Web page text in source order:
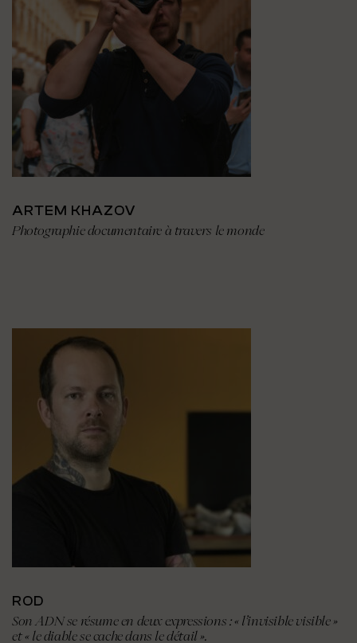
ARTEM KHAZOV
Photographie documentaire à travers le monde
ROD
Son ADN se résume en deux expressions : « l’invisible visible »
et « le diable se cache dans le détail ».